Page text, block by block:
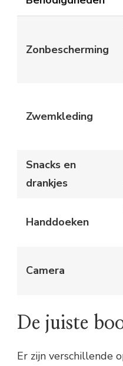
Zonbescherming
Zwemkleding
Snacks en
drankjes
Handdoeken
Camera
De juiste
Er zijn verschillende